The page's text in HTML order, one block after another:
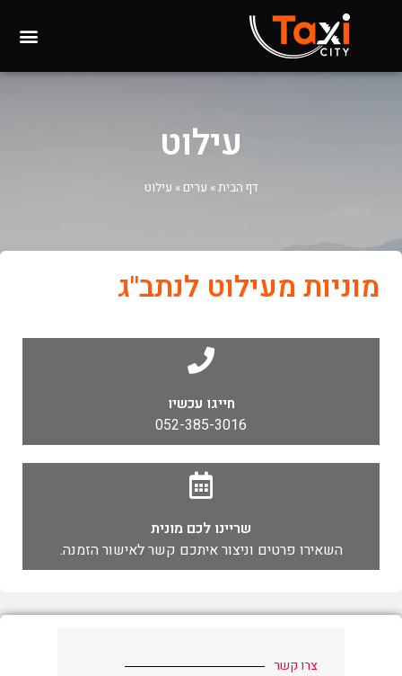
עילוט
דף הבית» ערים » עילוט
מוניות מעילוט לנתב"ג
חייגו עכשיו
052-385-3016
שריינו לכם מונית
השאירו פרטים וניצור איתכם קשר לאישור הזמנה.
צרו קשר